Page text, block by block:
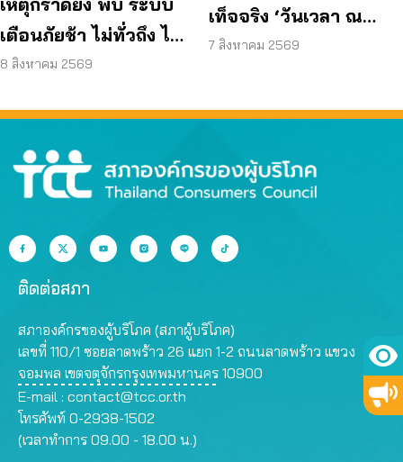
เตือนภัยช้า ไม่ทั่วถึง ไม่
ชัดเจน
8 สิงหาคม 2569
เท็จจริง ‘วันเวลา ณ
เจ้าพระยา’ ยืนยันมีถนน
7 สิงหาคม 2569
ติดต่อสภา
สภาองค์กรของผู้บริโภค (สภาผู้บริโภค)
เลขที่ 110/1 ซอยลาดพร้าว 26 แยก 1-2 ถนนลาดพร้าว แขวง
จอมพล เขตจตุจักรกรุงเทพมหานคร 10900
E-mail : contact@tcc.or.th
โทรศัพท์ 0-2938-1502
(เวลาทำการ 09.00 - 18.00 น.)